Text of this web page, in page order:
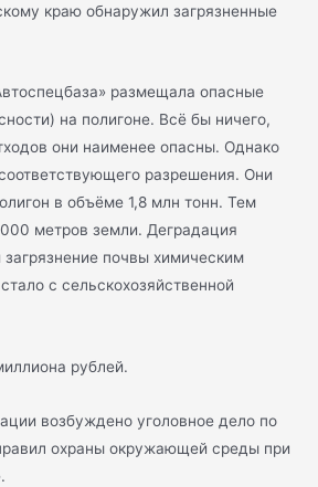
краю обнаружил загрязненные
размещала опасные
на полигоне. Всё бы ничего,
они наименее опасны. Однако
разрешения. Они
в объёме 1,8 млн тонн. Тем
метров земли. Деградация
почвы химическим
с сельскохозяйственной
рублей.
возбуждено уголовное дело по
охраны окружающей среды при